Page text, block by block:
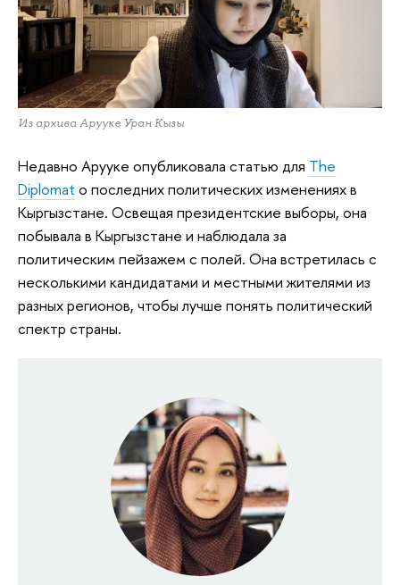
Из архива Арууке Уран Кызы
Недавно Арууке опубликовала статью для The
Diplomat о последних политических изменениях в
Кыргызстане. Освещая президентские выборы, она
побывала в Кыргызстане и наблюдала за
политическим пейзажем с полей. Она встретилась с
несколькими кандидатами и местными жителями из
разных регионов, чтобы лучше понять политический
спектр страны.